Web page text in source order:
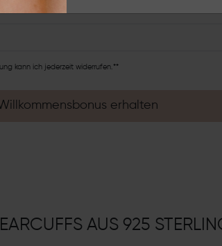
kann ich jederzeit widerrufen.**
erhalten
AUS 925